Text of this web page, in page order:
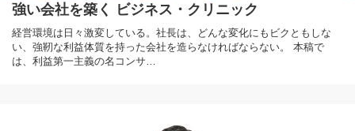
強い会社を築く ビジネス・クリニック
経営環境は日々激変している。社長は、どんな変化にもビクともしな
い、強靭な利益体質を持った会社を造らなければならない。 本稿で
は、利益第一主義の名コンサ…